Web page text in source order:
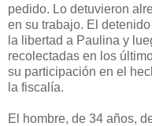
pedido. Lo detuvieron
en su trabajo. El
la libertad a Paulina y
recolectadas en los
su participación en el
la fiscalía.
El hombre, de 34 años,